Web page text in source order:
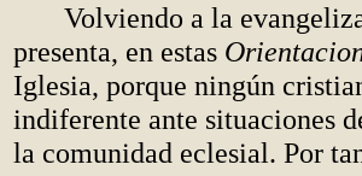
Volviendo a la
presenta, en estas
Iglesia, porque ningún
indiferente ante situaciones
la comunidad eclesial. Por